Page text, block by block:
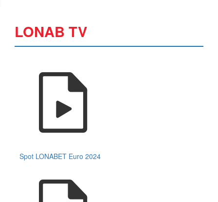
LONAB TV
Spot LONABET Euro 2024